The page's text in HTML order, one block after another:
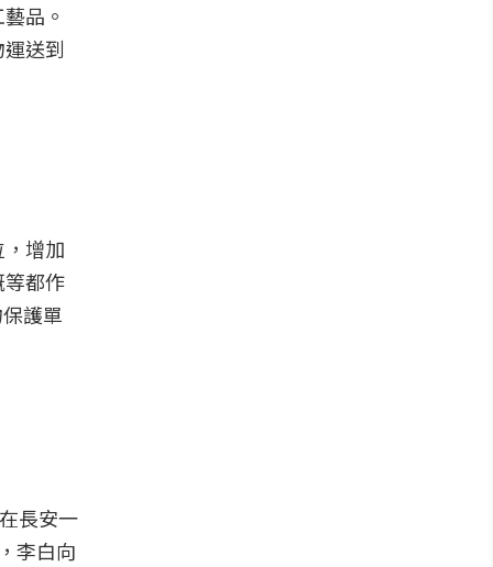
品。
送到
增加
都作
護單
長安一
李白向